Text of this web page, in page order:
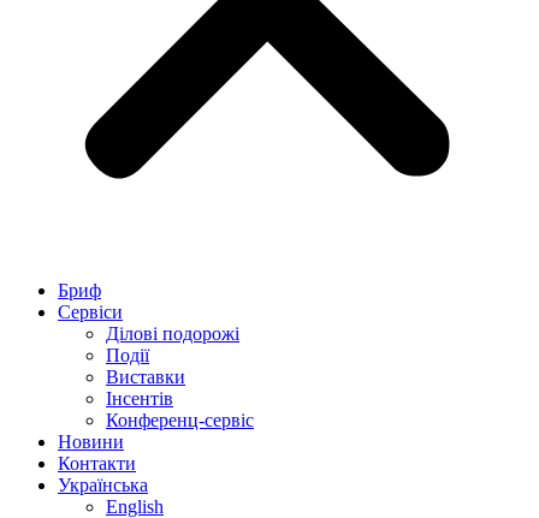
Бриф
Сервіси
Ділові подорожі
Події
Виставки
Інсентів
Конференц-сервіс
Новини
Контакти
Українська
English